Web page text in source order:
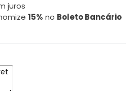
juros
15% no Boleto Bancário